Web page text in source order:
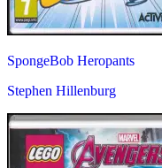
SpongeBob Heropants
Stephen Hillenburg